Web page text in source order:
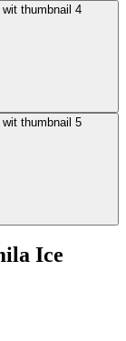
Tempish kunst schaatsen Camila Ice dames wit thumbnail 4
Tempish kunst schaatsen Camila Ice dames wit thumbnail 5
Ice